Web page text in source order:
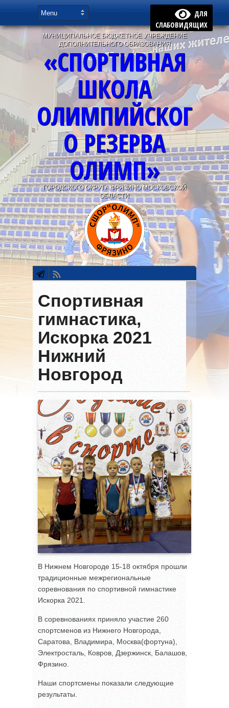
ДЛЯ
СЛАБОВИДЯЩИХ
МУНИЦИПАЛЬНОЕ БЮДЖЕТНОЕ УЧРЕЖДЕНИЕ
ДОПОЛНИТЕЛЬНОГО ОБРАЗОВАНИЯ
«СПОРТИВНАЯ
ШКОЛА
ОЛИМПИЙСКОГ
О РЕЗЕРВА
ОЛИМП»
ГОРОДСКОГО ОКРУГА ФРЯЗИНО МОСКОВСКОЙ
ОБЛАСТИ
Спортивная
гимнастика,
Искорка 2021
Нижний
Новгород
В Нижнем Новгороде 15-18 октября прошли
традиционные межрегиональные
соревнования по спортивной гимнастике
Искорка 2021.
В соревнованиях приняло участие 260
спортсменов из Нижнего Новгорода,
Саратова, Владимира, Москва(фортуна),
Электросталь, Ковров, Дзержинск, Балашов,
Фрязино.
Наши спортсмены показали следующие
результаты.